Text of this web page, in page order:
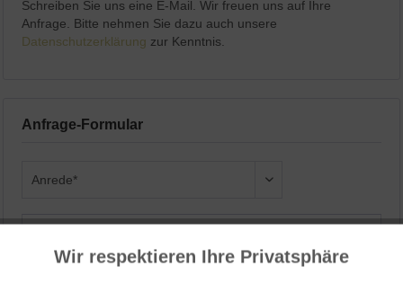
Schreiben Sie uns eine E-Mail. Wir freuen uns auf Ihre
Anfrage. Bitte nehmen Sie dazu auch unsere
Datenschutzerklärung zur Kenntnis.
Anfrage-Formular
Funktionale Aktiv
Wir respektieren Ihre Privatsphäre